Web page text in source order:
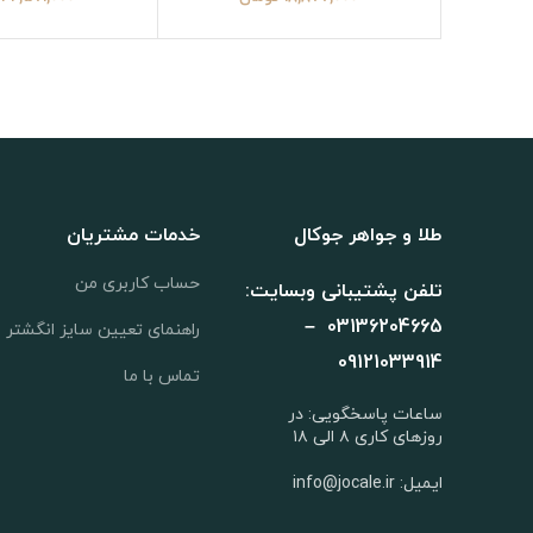
طلا و جواهر جوکال
تلفن پشتیبانی وبسایت:
03136204665 –
09121033914
ساعات پاسخگویی: در
روزهای کاری ۸ الی ۱۸
ایمیل: info@jocale.ir
خدمات مشتریان
حساب کاربری من
راهنمای تعیین سایز انگشتر
تماس با ما